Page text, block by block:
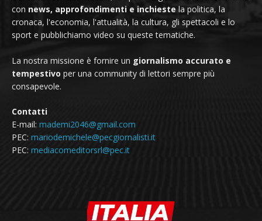
con news, approfondimenti e inchieste la politica, la
cronaca, l'economia, l'attualità, la cultura, gli spettacoli e lo
sport e pubblichiamo video su queste tematiche.
La nostra missione è fornire un giornalismo accurato e
tempestivo per una community di lettori sempre più
consapevole.
Contatti
E-mail: mademi2046@gmail.com
PEC: mariodemichele@pecgiornalisti.it
PEC: mediacomeditorsrl@pec.it